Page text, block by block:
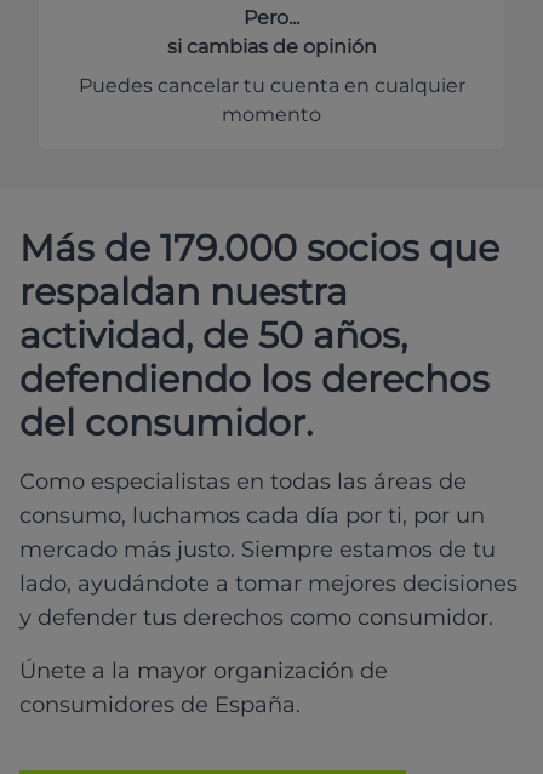
Pero...
si cambias de opinión
Puedes cancelar tu cuenta en cualquier
momento
Más de 179.000 socios que
respaldan nuestra
actividad, de 50 años,
defendiendo los derechos
del consumidor.
Como especialistas en todas las áreas de
consumo, luchamos cada día por ti, por un
mercado más justo. Siempre estamos de tu
lado, ayudándote a tomar mejores decisiones
y defender tus derechos como consumidor.
Únete a la mayor organización de
consumidores de España.